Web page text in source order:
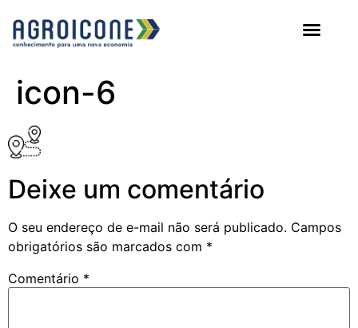
icon-6
Deixe um comentário
O seu endereço de e-mail não será publicado. Campos
obrigatórios são marcados com *
Comentário *